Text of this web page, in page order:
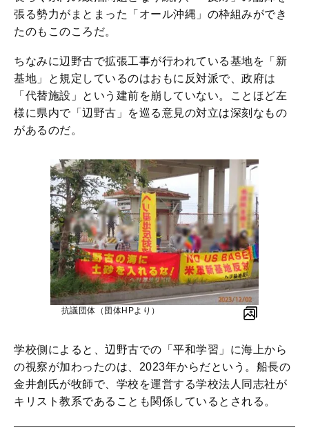
張る勢力がまとまった「オール沖縄」の枠組みができ
たのもこのころだ。
ちなみに辺野古で拡張工事が行われている基地を「新
基地」と規定しているのはおもに反対派で、政府は
「代替施設」という建前を崩していない。ことほど左
様に県内で「辺野古」を巡る意見の対立は深刻なもの
があるのだ。
抗議団体（団体HPより）
学校側によると、辺野古での「平和学習」に海上から
の視察が加わったのは、2023年からだという。船長の
金井創氏が牧師で、学校を運営する学校法人同志社が
キリスト教系であることも関係しているとされる。